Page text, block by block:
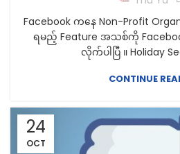
Facebook ကနေ Non-Profit
ရမည့် Feature အသစ်ကို
လိုက်ပါပြီ ။ Holiday
CONTINUE
24
OCT